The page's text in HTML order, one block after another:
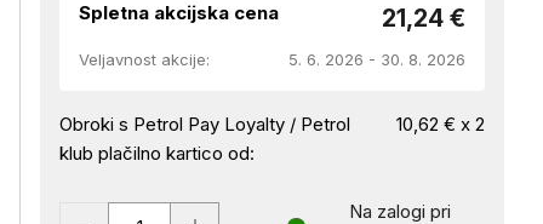
Spletna akcijska cena 21,24 €
Veljavnost akcije: 5. 6. 2026 - 30. 8. 2026
Obroki s Petrol Pay Loyalty / Petrol
klub plačilno kartico od:
10,62 € x 2
Na zalogi pri